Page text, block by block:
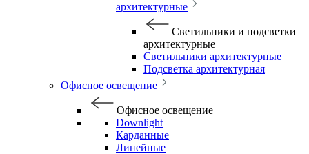
архитектурные
Светильники и подсветки
архитектурные
Светильники архитектурные
Подсветка архитектурная
Офисное освещение
Офисное освещение
Downlight
Карданные
Линейные